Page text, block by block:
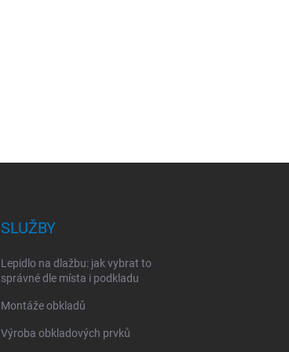
SLUŽBY
Lepidlo na dlažbu: jak vybrat to
správné dle místa i podkladu
Montáže obkladů
Výroba obkladových prvků